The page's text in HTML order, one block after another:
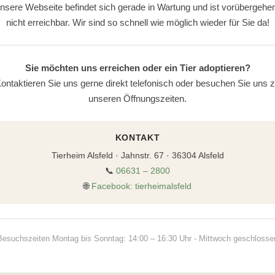
Webseite befindet sich gerade in Wartung und ist
nicht erreichbar. Wir sind so schnell wie möglich wieder für Sie da!
Sie möchten uns erreichen oder ein Tier adoptieren?
Sie uns gerne direkt telefonisch oder besuchen Sie uns
unseren Öffnungszeiten.
KONTAKT
Tierheim Alsfeld · Jahnstr. 67 · 36304 Alsfeld
📞 06631 – 2800
🌐 Facebook: tierheimalsfeld
Montag bis Sonntag: 14:00 – 16:30 Uhr - Mittwoch